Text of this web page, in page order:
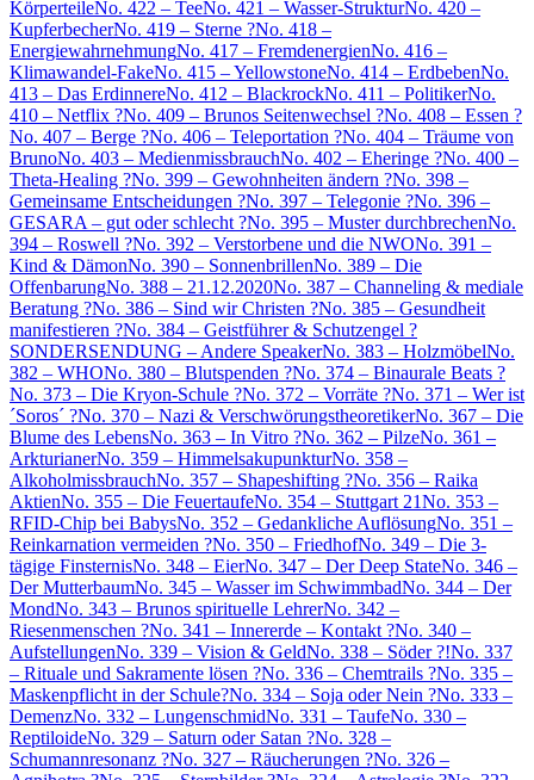
KörperteileNo. 422 – TeeNo. 421 – Wasser-StrukturNo. 420 –
KupferbecherNo. 419 – Sterne ?No. 418 –
EnergiewahrnehmungNo. 417 – FremdenergienNo. 416 –
Klimawandel-FakeNo. 415 – YellowstoneNo. 414 – ErdbebenNo.
413 – Das ErdinnereNo. 412 – BlackrockNo. 411 – PolitikerNo.
410 – Netflix ?No. 409 – Brunos Seitenwechsel ?No. 408 – Essen ?
No. 407 – Berge ?No. 406 – Teleportation ?No. 404 – Träume von
BrunoNo. 403 – MedienmissbrauchNo. 402 – Eheringe ?No. 400 –
Theta-Healing ?No. 399 – Gewohnheiten ändern ?No. 398 –
Gemeinsame Entscheidungen ?No. 397 – Telegonie ?No. 396 –
GESARA – gut oder schlecht ?No. 395 – Muster durchbrechenNo.
394 – Roswell ?No. 392 – Verstorbene und die NWONo. 391 –
Kind & DämonNo. 390 – SonnenbrillenNo. 389 – Die
OffenbarungNo. 388 – 21.12.2020No. 387 – Channeling & mediale
Beratung ?No. 386 – Sind wir Christen ?No. 385 – Gesundheit
manifestieren ?No. 384 – Geistführer & Schutzengel ?
SONDERSENDUNG – Andere SpeakerNo. 383 – HolzmöbelNo.
382 – WHONo. 380 – Blutspenden ?No. 374 – Binaurale Beats ?
No. 373 – Die Kryon-Schule ?No. 372 – Vorräte ?No. 371 – Wer ist
´Soros´ ?No. 370 – Nazi & VerschwörungstheoretikerNo. 367 – Die
Blume des LebensNo. 363 – In Vitro ?No. 362 – PilzeNo. 361 –
ArkturianerNo. 359 – HimmelsakupunkturNo. 358 –
AlkoholmissbrauchNo. 357 – Shapeshifting ?No. 356 – Raika
AktienNo. 355 – Die FeuertaufeNo. 354 – Stuttgart 21No. 353 –
RFID-Chip bei BabysNo. 352 – Gedankliche AuflösungNo. 351 –
Reinkarnation vermeiden ?No. 350 – FriedhofNo. 349 – Die 3-
tägige FinsternisNo. 348 – EierNo. 347 – Der Deep StateNo. 346 –
Der MutterbaumNo. 345 – Wasser im SchwimmbadNo. 344 – Der
MondNo. 343 – Brunos spirituelle LehrerNo. 342 –
Riesenmenschen ?No. 341 – Innererde – Kontakt ?No. 340 –
AufstellungenNo. 339 – Vision & GeldNo. 338 – Söder ?!No. 337
– Rituale und Sakramente lösen ?No. 336 – Chemtrails ?No. 335 –
Maskenpflicht in der Schule?No. 334 – Soja oder Nein ?No. 333 –
DemenzNo. 332 – LungenschmidNo. 331 – TaufeNo. 330 –
ReptiloideNo. 329 – Saturn oder Satan ?No. 328 –
Schumannresonanz ?No. 327 – Räucherungen ?No. 326 –